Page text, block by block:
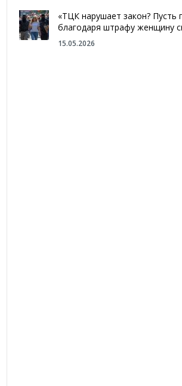
«ТЦК нарушает закон? Пусть
благодаря штрафу женщину
15.05.2026